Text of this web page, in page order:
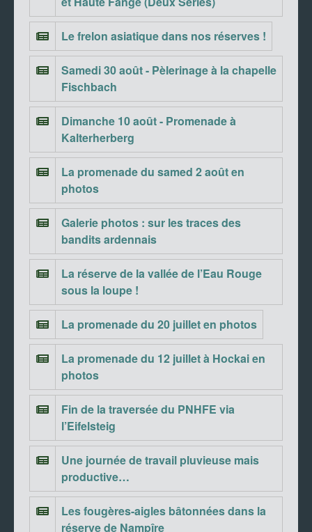
Le frelon asiatique dans nos réserves !
Samedi 30 août - Pèlerinage à la chapelle
Fischbach
Dimanche 10 août - Promenade à
Kalterherberg
La promenade du samed 2 août en
photos
Galerie photos : sur les traces des
bandits ardennais
La réserve de la vallée de l’Eau Rouge
sous la loupe !
La promenade du 20 juillet en photos
La promenade du 12 juillet à Hockai en
photos
Fin de la traversée du PNHFE via
l’Eifelsteig
Une journée de travail pluvieuse mais
productive…
Les fougères-aigles bâtonnées dans la
réserve de Nampîre